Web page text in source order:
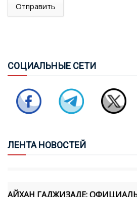
Отправить
СОЦИАЛЬНЫЕ СЕТИ
ЛЕНТА НОВОСТЕЙ
ПРЕЗИДЕНТ ИЛЬХАМ АЛИЕВ:
КАТОЛИКОСА ВСЕХ АРМЯН
7 АВГУСТА
ПАШИНЯН: РЕШЕНИЕ
СПЕЦИАЛЬНОГО ПОСЛАННИКА
АЙХАН ГАДЖИЗАДЕ: